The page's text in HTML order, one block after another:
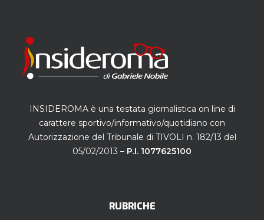
INSIDEROMA è una testata giornalistica on line di
carattere sportivo/informativo/quotidiano con
Autorizzazione del Tribunale di TIVOLI n. 182/13 del
05/02/2013 – P.I. 1077625100
RUBRICHE